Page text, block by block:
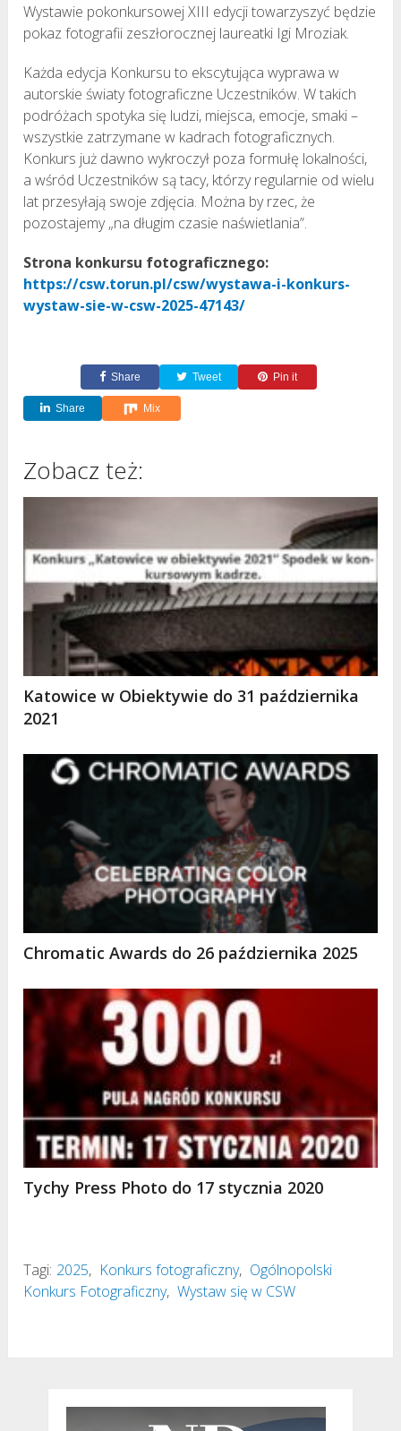
Wystawie pokonkursowej XIII edycji towarzyszyć będzie
pokaz fotografii zeszłorocznej laureatki Igi Mroziak.
Każda edycja Konkursu to ekscytująca wyprawa w
autorskie światy fotograficzne Uczestników. W takich
podróżach spotyka się ludzi, miejsca, emocje, smaki –
wszystkie zatrzymane w kadrach fotograficznych.
Konkurs już dawno wykroczył poza formułę lokalności,
a wśród Uczestników są tacy, którzy regularnie od wielu
lat przesyłają swoje zdjęcia. Można by rzec, że
pozostajemy „na długim czasie naświetlania”.
Strona konkursu fotograficznego:
https://csw.torun.pl/csw/wystawa-i-konkurs-
wystaw-sie-w-csw-2025-47143/
Share Tweet Pin it
Share Mix
Zobacz też:
Katowice w Obiektywie do 31 października
2021
Chromatic Awards do 26 października 2025
Tychy Press Photo do 17 stycznia 2020
Tagi: 2025, Konkurs fotograficzny, Ogólnopolski
Konkurs Fotograficzny, Wystaw się w CSW